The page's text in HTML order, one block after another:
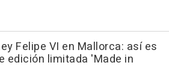
Felipe VI en Mallorca: así es
edición limitada 'Made in